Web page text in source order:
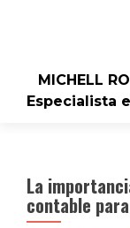
MICHELL
Especialista
La
contable